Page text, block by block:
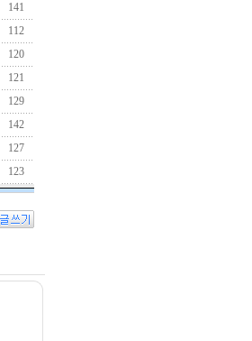
141
112
120
121
129
142
127
123